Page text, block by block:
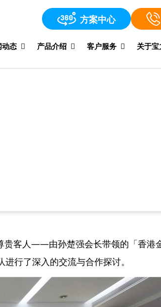
方案中心
动态 产品介绍 客户服务 关于宝
贵客人——由孙楚强会长带领的「香港
行了深入的交流与合作探讨。